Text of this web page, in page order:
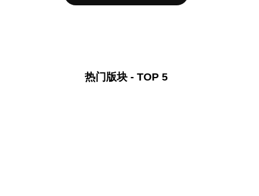
热门版块 - TOP 5